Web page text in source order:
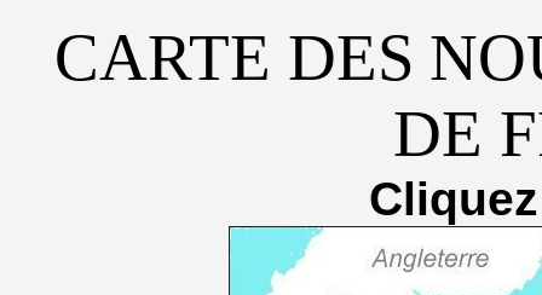
CARTE DES
DE